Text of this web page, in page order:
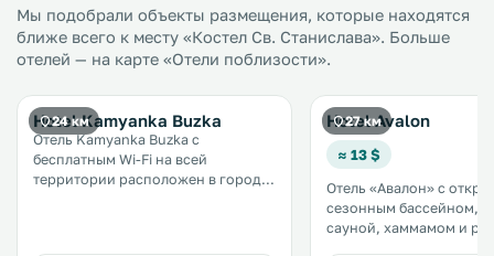
Мы подобрали объекты размещения, которые находятся
ближе всего к месту «Костел Св. Станислава». Больше
отелей — на карте «Отели поблизости».
24 км
Hotel Kamyanka Buzka
Отель Kamyanka Buzka с
бесплатным Wi-Fi на всей
территории расположен в городе
27 км
Hotel Avalon
≈ 13 $
Отель «Авалон» с
сезонным бассейном,
сауной, хаммамом и